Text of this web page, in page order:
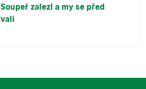
zalezl a my se před